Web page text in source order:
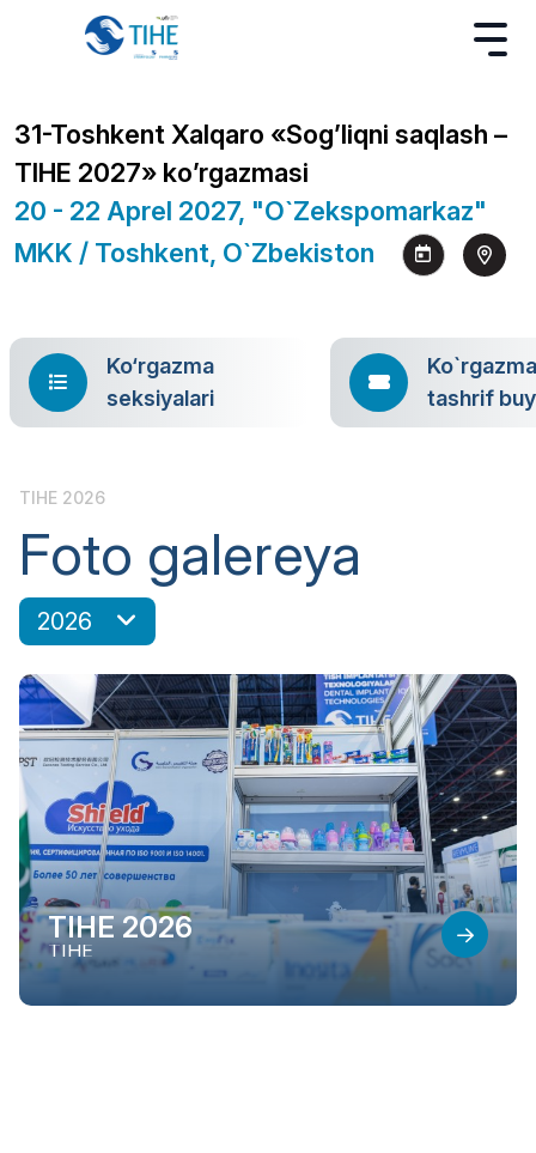
31-Toshkent Xalqaro «Sog’liqni saqlash –
TIHE 2027» ko’rgazmasi
20 - 22 Aprel 2027, "O`zekspomarkaz"
MKK / Toshkent, O`zbekiston
Ko‘rgazma
seksiyalari
tashrif
TIHE 2026
Foto galereya
2026
TIHE 2026
TIHE